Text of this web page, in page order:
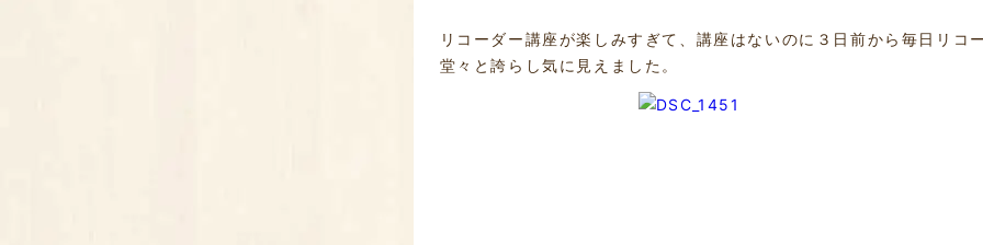
リコーダー講座が楽しみすぎて、講座はないのに３日前から毎日リ
堂々と誇らし気に見えました。